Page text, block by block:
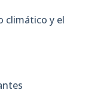
climático y el